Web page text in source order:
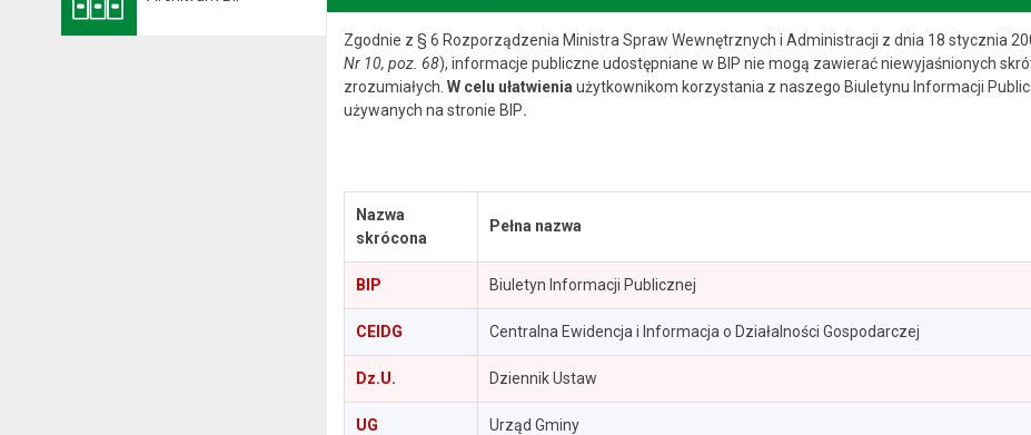
Zgodnie z § 6 Rozporządzenia Ministra Spraw Wewnętrznych i Administracji z dnia 18 stycznia
Nr 10, poz. 68), informacje publiczne udostępniane w BIP nie mogą zawierać niewyjaśnionych
zrozumiałych. W celu ułatwienia użytkownikom korzystania z naszego Biuletynu Informacji
używanych na stronie BIP.
Nazwa
skrócona
Pełna nazwa
BIP Biuletyn Informacji Publicznej
CEIDG Centralna Ewidencja i Informacja o Działalności Gospodarczej
Dz.U. Dziennik Ustaw
UG Urząd Gminy